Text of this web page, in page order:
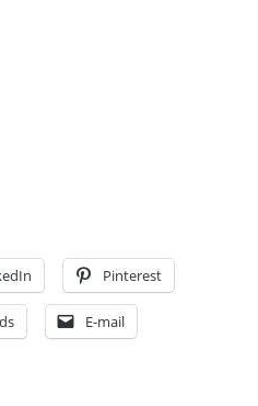
Pinterest
E-mail